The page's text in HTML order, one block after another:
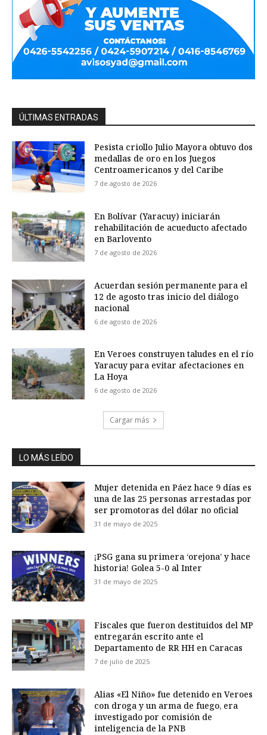
ÚLTIMAS ENTRADAS
Pesista criollo Julio Mayora obtuvo dos
medallas de oro en los Juegos
Centroamericanos y del Caribe
7 de agosto de 2026
En Bolívar (Yaracuy) iniciarán
rehabilitación de acueducto afectado
en Barlovento
7 de agosto de 2026
Acuerdan sesión permanente para el
12 de agosto tras inicio del diálogo
nacional
6 de agosto de 2026
En Veroes construyen taludes en el río
Yaracuy para evitar afectaciones en
La Hoya
6 de agosto de 2026
Cargar más
LO MÁS LEÍDO
Mujer detenida en Páez hace 9 días es
una de las 25 personas arrestadas por
ser promotoras del dólar no oficial
31 de mayo de 2025
¡PSG gana su primera ‘orejona’ y hace
historia! Golea 5-0 al Inter
31 de mayo de 2025
Fiscales que fueron destituidos del MP
entregarán escrito ante el
Departamento de RR HH en Caracas
7 de julio de 2025
Alias «El Niño» fue detenido en Veroes
con droga y un arma de fuego, era
investigado por comisión de
inteligencia de la PNB